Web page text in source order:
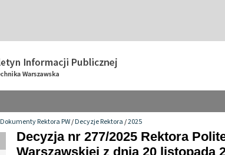
Dokumenty Rektora PW/Decyzje Rektora/2025
Decyzja nr 277/2025 Rektora
Warszawskiej z dnia 20 listopada